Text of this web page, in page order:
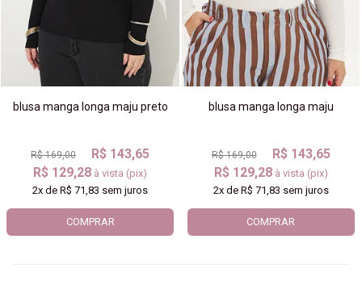
blusa manga longa maju preto
R$ 169,00
R$ 143,65
R$ 129,28 à vista (pix)
2x deR$ 71,83 sem juros
COMPRAR
blusa manga longa maju
R$ 169,00
R$ 143,65
R$ 129,28 à vista (pix)
2xde R$ 71,83 sem juros
COMPRAR